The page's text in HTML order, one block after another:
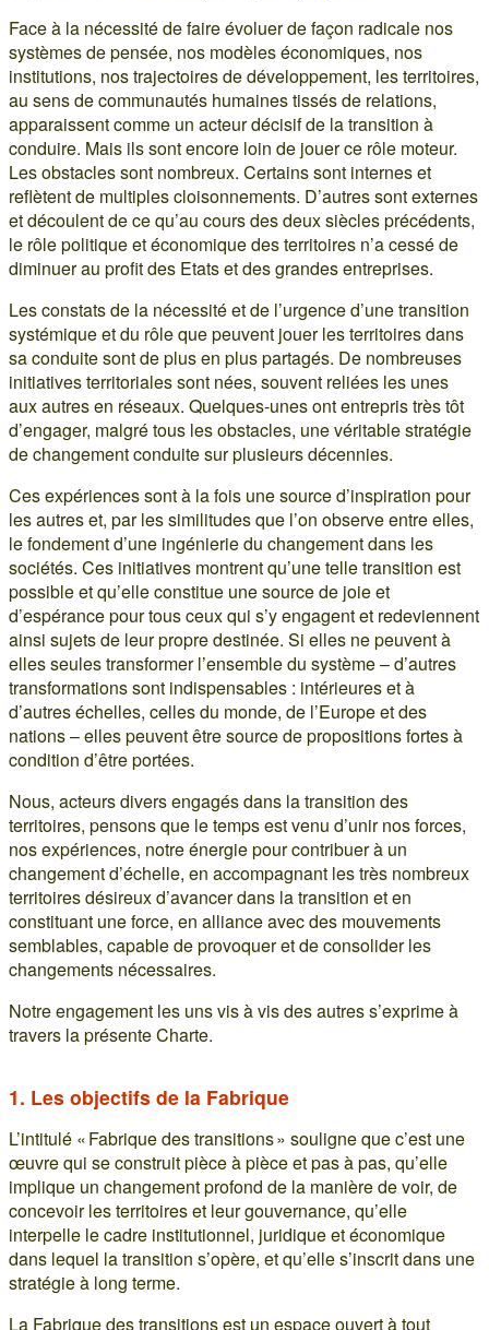
Face à la nécessité de faire évoluer de façon radicale nos
systèmes de pensée, nos modèles économiques, nos
institutions, nos trajectoires de développement, les territoires,
au sens de communautés humaines tissés de relations,
apparaissent comme un acteur décisif de la transition à
conduire. Mais ils sont encore loin de jouer ce rôle moteur.
Les obstacles sont nombreux. Certains sont internes et
reflètent de multiples cloisonnements. D’autres sont externes
et découlent de ce qu’au cours des deux siècles précédents,
le rôle politique et économique des territoires n’a cessé de
diminuer au profit des Etats et des grandes entreprises.
Les constats de la nécessité et de l’urgence d’une transition
systémique et du rôle que peuvent jouer les territoires dans
sa conduite sont de plus en plus partagés. De nombreuses
initiatives territoriales sont nées, souvent reliées les unes
aux autres en réseaux. Quelques-unes ont entrepris très tôt
d’engager, malgré tous les obstacles, une véritable stratégie
de changement conduite sur plusieurs décennies.
Ces expériences sont à la fois une source d’inspiration pour
les autres et, par les similitudes que l’on observe entre elles,
le fondement d’une ingénierie du changement dans les
sociétés. Ces initiatives montrent qu’une telle transition est
possible et qu’elle constitue une source de joie et
d’espérance pour tous ceux qui s’y engagent et redeviennent
ainsi sujets de leur propre destinée. Si elles ne peuvent à
elles seules transformer l’ensemble du système – d’autres
transformations sont indispensables : intérieures et à
d’autres échelles, celles du monde, de l’Europe et des
nations – elles peuvent être source de propositions fortes à
condition d’être portées.
Nous, acteurs divers engagés dans la transition des
territoires, pensons que le temps est venu d’unir nos forces,
nos expériences, notre énergie pour contribuer à un
changement d’échelle, en accompagnant les très nombreux
territoires désireux d’avancer dans la transition et en
constituant une force, en alliance avec des mouvements
semblables, capable de provoquer et de consolider les
changements nécessaires.
Notre engagement les uns vis à vis des autres s’exprime à
travers la présente Charte.
1. Les objectifs de la Fabrique
L’intitulé « Fabrique des transitions » souligne que c’est une
œuvre qui se construit pièce à pièce et pas à pas, qu’elle
implique un changement profond de la manière de voir, de
concevoir les territoires et leur gouvernance, qu’elle
interpelle le cadre institutionnel, juridique et économique
dans lequel la transition s’opère, et qu’elle s’inscrit dans une
stratégie à long terme.
La Fabrique des transitions est un espace ouvert à tout